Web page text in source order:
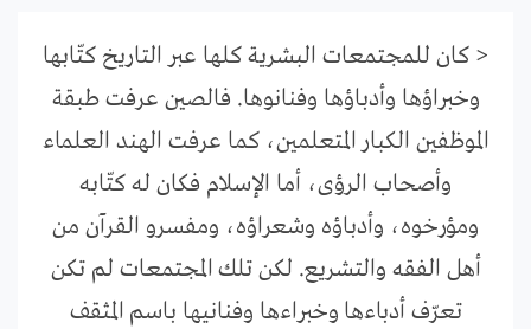
< كان للمجتمعات البشرية كلها عبر التاريخ كتّابها
وخبراؤها وأدباؤها وفنانوها. فالصين عرفت طبقة
الموظفين الكبار المتعلمين، كما عرفت الهند العلماء
وأصحاب الرؤى، أما الإسلام فكان له كتّابه
ومؤرخوه، وأدباؤه وشعراؤه، ومفسرو القرآن من
أهل الفقه والتشريع. لكن تلك المجتمعات لم تكن
تعرّف أدباءها وخبراءها وفنانيها باسم المثقف